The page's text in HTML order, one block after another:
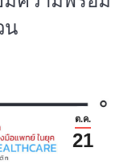
น
ต.ค.
21